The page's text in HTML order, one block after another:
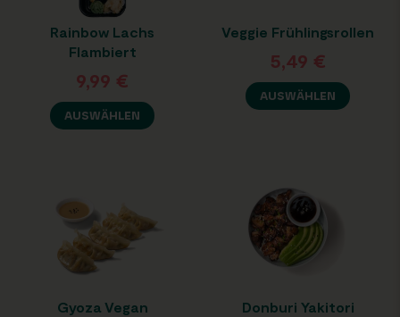
Rainbow Lachs
Flambiert
9,99 €
AUSWÄHLEN
Veggie Frühlingsrollen
5,49 €
AUSWÄHLEN
Gyoza Vegan
Donburi Yakitori